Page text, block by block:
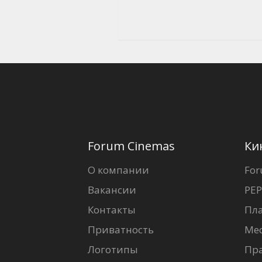
Forum Cinemas
О компании
Вакансии
Контакты
Приватность
Логотипы